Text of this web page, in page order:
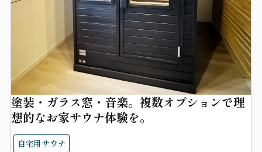
塗装・ガラス窓・音楽。複数オプションで理
想的なお家サウナ体験を。
自宅用サウナ